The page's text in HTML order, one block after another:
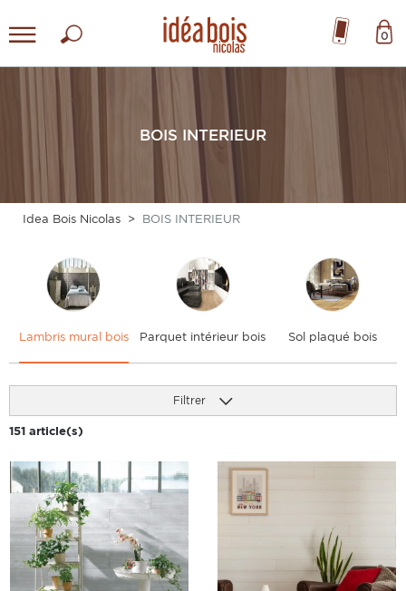
0
BOIS INTERIEUR
Idea Bois Nicolas BOIS INTERIEUR
Lambris mural bois Parquet intérieur bois Sol plaqué bois
Filtrer
151 article(s)